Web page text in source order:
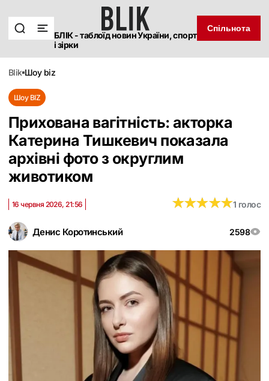
БЛІК - таблоїд новин України, спорт
і зірки
Спільнота
blik шоу biz
Шоу BIZ
Прихована вагітність: акторка
Катерина Тишкевич показала
архівні фото з округлим
животиком
Денис Коротинський 2598
16 червня 2026, 21:56 ★★★★★
★★★★★1 голос